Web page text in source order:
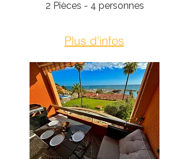
2 Pièces - 4 personnes
Plus d'infos